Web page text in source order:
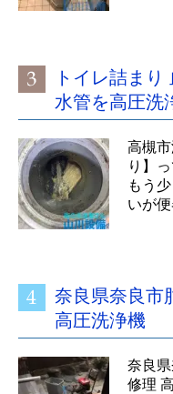
トイレ詰ま
水管を高圧洗
高槻
り】
もう
いが
奈良県奈良市
高圧洗浄機
奈良
修理